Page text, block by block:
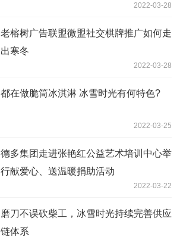
2022-03-28
老榕树广告联盟微盟社交棋牌推广如何走
出寒冬
2022-03-28
都在做脆筒冰淇淋 冰雪时光有何特色?
2022-03-25
德多集团走进张艳红公益艺术培训中心举
行献爱心、送温暖捐助活动
2022-03-22
磨刀不误砍柴工，冰雪时光持续完善供应
链体系